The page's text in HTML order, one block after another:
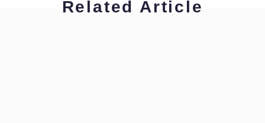
Related Article